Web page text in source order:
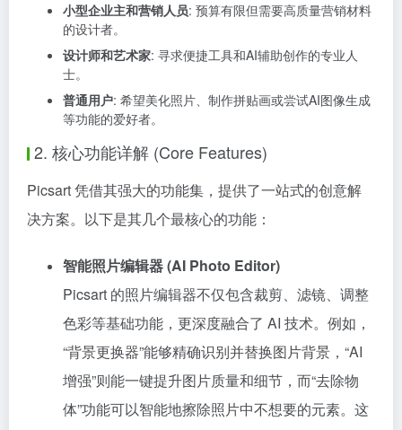
小型企业主和营销人员: 预算有限但需要高质量营销材料
的设计者。
设计师和艺术家: 寻求便捷工具和AI辅助创作的专业人
士。
普通用户: 希望美化照片、制作拼贴画或尝试AI图像生成
等功能的爱好者。
2. 核心功能详解 (Core Features)
Picsart 凭借其强大的功能集，提供了一站式的创意解
决方案。以下是其几个最核心的功能：
智能照片编辑器 (AI Photo Editor)
Picsart 的照片编辑器不仅包含裁剪、滤镜、调整
色彩等基础功能，更深度融合了 AI 技术。例如，
“背景更换器”能够精确识别并替换图片背景，“AI
增强”则能一键提升图片质量和细节，而“去除物
体”功能可以智能地擦除照片中不想要的元素。这